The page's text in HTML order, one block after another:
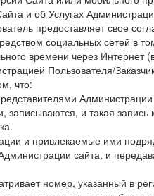
и об Услугах
предоставляет свое
социальных сетей в
времени через Интернет
Пользователя/
что:
записываются, и такая
и привлекаемые ими
сайта, и
номер, указанный в